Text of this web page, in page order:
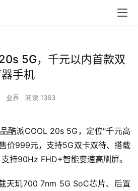
5G，千元以内首款双
手机
业界 阅读 1363
酷派COOL 20s 5G，定位“千元高
价999元，支持5G双卡双待、搭载
持90Hz FHD+智能变速高刷屏。
天玑700 7nm 5G SoC芯片、后置